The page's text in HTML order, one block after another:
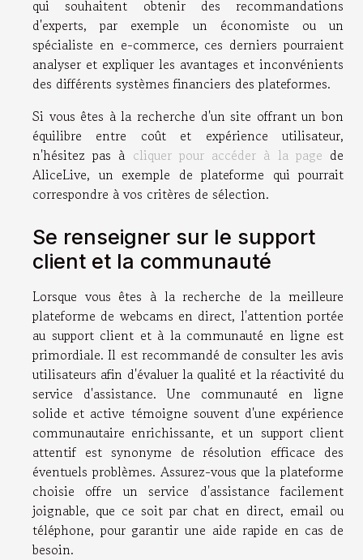
qui souhaitent obtenir des recommandations
d'experts, par exemple un économiste ou un
spécialiste en e-commerce, ces derniers pourraient
analyser et expliquer les avantages et inconvénients
des différents systèmes financiers des plateformes.
Si vous êtes à la recherche d'un site offrant un bon
équilibre entre coût et expérience utilisateur,
n'hésitez pas à cliquer pour accéder à la page de
AliceLive, un exemple de plateforme qui pourrait
correspondre à vos critères de sélection.
Se renseigner sur le support
client et la communauté
Lorsque vous êtes à la recherche de la meilleure
plateforme de webcams en direct, l'attention portée
au support client et à la communauté en ligne est
primordiale. Il est recommandé de consulter les avis
utilisateurs afin d'évaluer la qualité et la réactivité du
service d'assistance. Une communauté en ligne
solide et active témoigne souvent d'une expérience
communautaire enrichissante, et un support client
attentif est synonyme de résolution efficace des
éventuels problèmes. Assurez-vous que la plateforme
choisie offre un service d'assistance facilement
joignable, que ce soit par chat en direct, email ou
téléphone, pour garantir une aide rapide en cas de
besoin.